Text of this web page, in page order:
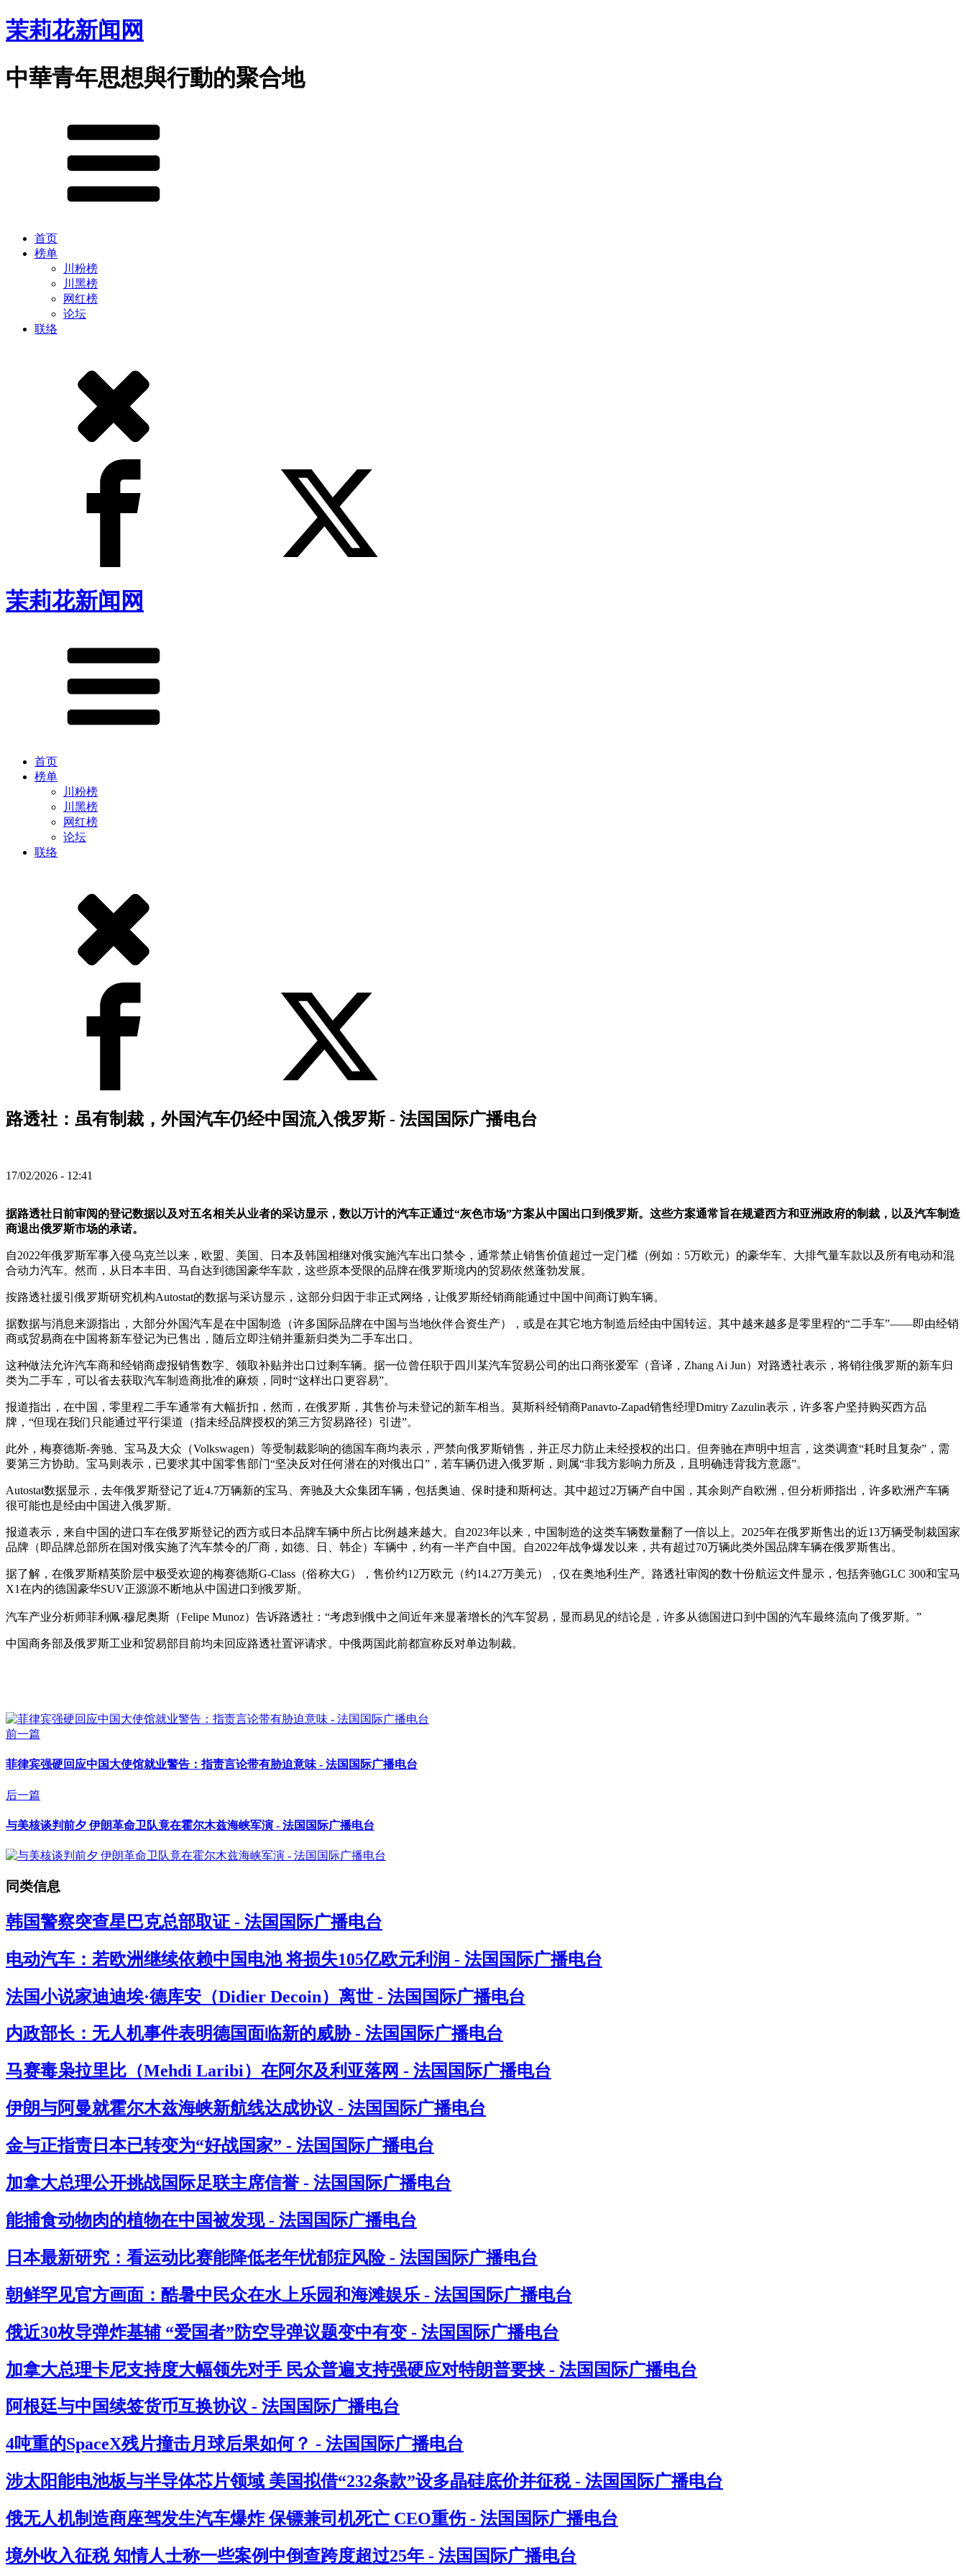
茉莉花新闻网
中華青年思想與行動的聚合地
首页
榜单
川粉榜
川黑榜
网红榜
论坛
联络
茉莉花新闻网
首页
榜单
川粉榜
川黑榜
网红榜
论坛
联络
路透社：虽有制裁，外国汽车仍经中国流入俄罗斯 - 法国国际广播电台
17/02/2026 - 12:41
据路透社日前审阅的登记数据以及对五名相关从业者的采访显示，数以万计的汽车正通过“灰色市场”方案从中国出口到俄罗斯。这些方案通常旨在规避西方和亚洲政府的制裁，以及汽车制造
商退出俄罗斯市场的承诺。
自2022年俄罗斯军事入侵乌克兰以来，欧盟、美国、日本及韩国相继对俄实施汽车出口禁令，通常禁止销售价值超过一定门槛（例如：5万欧元）的豪华车、大排气量车款以及所有电动和混
合动力汽车。然而，从日本丰田、马自达到德国豪华车款，这些原本受限的品牌在俄罗斯境内的贸易依然蓬勃发展。
按路透社援引俄罗斯研究机构Autostat的数据与采访显示，这部分归因于非正式网络，让俄罗斯经销商能通过中国中间商订购车辆。
据数据与消息来源指出，大部分外国汽车是在中国制造（许多国际品牌在中国与当地伙伴合资生产），或是在其它地方制造后经由中国转运。其中越来越多是零里程的“二手车”——即由经销
商或贸易商在中国将新车登记为已售出，随后立即注销并重新归类为二手车出口。
这种做法允许汽车商和经销商虚报销售数字、领取补贴并出口过剩车辆。据一位曾任职于四川某汽车贸易公司的出口商张爱军（音译，Zhang Ai Jun）对路透社表示，将销往俄罗斯的新车归
类为二手车，可以省去获取汽车制造商批准的麻烦，同时“这样出口更容易”。
报道指出，在中国，零里程二手车通常有大幅折扣，然而，在俄罗斯，其售价与未登记的新车相当。莫斯科经销商Panavto-Zapad销售经理Dmitry Zazulin表示，许多客户坚持购买西方品
牌，“但现在我们只能通过平行渠道（指未经品牌授权的第三方贸易路径）引进”。
此外，梅赛德斯-奔驰、宝马及大众（Volkswagen）等受制裁影响的德国车商均表示，严禁向俄罗斯销售，并正尽力防止未经授权的出口。但奔驰在声明中坦言，这类调查“耗时且复杂”，需
要第三方协助。宝马则表示，已要求其中国零售部门“坚决反对任何潜在的对俄出口”，若车辆仍进入俄罗斯，则属“非我方影响力所及，且明确违背我方意愿”。
Autostat数据显示，去年俄罗斯登记了近4.7万辆新的宝马、奔驰及大众集团车辆，包括奥迪、保时捷和斯柯达。其中超过2万辆产自中国，其余则产自欧洲，但分析师指出，许多欧洲产车辆
很可能也是经由中国进入俄罗斯。
报道表示，来自中国的进口车在俄罗斯登记的西方或日本品牌车辆中所占比例越来越大。自2023年以来，中国制造的这类车辆数量翻了一倍以上。2025年在俄罗斯售出的近13万辆受制裁国家
品牌（即品牌总部所在国对俄实施了汽车禁令的厂商，如德、日、韩企）车辆中，约有一半产自中国。自2022年战争爆发以来，共有超过70万辆此类外国品牌车辆在俄罗斯售出。
据了解，在俄罗斯精英阶层中极受欢迎的梅赛德斯G-Class（俗称大G），售价约12万欧元（约14.27万美元），仅在奥地利生产。路透社审阅的数十份航运文件显示，包括奔驰GLC 300和宝马
X1在内的德国豪华SUV正源源不断地从中国进口到俄罗斯。
汽车产业分析师菲利佩‧穆尼奥斯（Felipe Munoz）告诉路透社：“考虑到俄中之间近年来显著增长的汽车贸易，显而易见的结论是，许多从德国进口到中国的汽车最终流向了俄罗斯。”
中国商务部及俄罗斯工业和贸易部目前均未回应路透社置评请求。中俄两国此前都宣称反对单边制裁。
前一篇
菲律宾强硬回应中国大使馆就业警告：指责言论带有胁迫意味 - 法国国际广播电台
后一篇
与美核谈判前夕 伊朗革命卫队竟在霍尔木兹海峡军演 - 法国国际广播电台
同类信息
韩国警察突查星巴克总部取证 - 法国国际广播电台
电动汽车：若欧洲继续依赖中国电池 将损失105亿欧元利润 - 法国国际广播电台
法国小说家迪迪埃·德库安（Didier Decoin）离世 - 法国国际广播电台
内政部长：无人机事件表明德国面临新的威胁 - 法国国际广播电台
马赛毒枭拉里比（Mehdi Laribi）在阿尔及利亚落网 - 法国国际广播电台
伊朗与阿曼就霍尔木兹海峡新航线达成协议 - 法国国际广播电台
金与正指责日本已转变为“好战国家” - 法国国际广播电台
加拿大总理公开挑战国际足联主席信誉 - 法国国际广播电台
能捕食动物肉的植物在中国被发现 - 法国国际广播电台
日本最新研究：看运动比赛能降低老年忧郁症风险 - 法国国际广播电台
朝鲜罕见官方画面：酷暑中民众在水上乐园和海滩娱乐 - 法国国际广播电台
俄近30枚导弹炸基辅 “爱国者”防空导弹议题变中有变 - 法国国际广播电台
加拿大总理卡尼支持度大幅领先对手 民众普遍支持强硬应对特朗普要挟 - 法国国际广播电台
阿根廷与中国续签货币互换协议 - 法国国际广播电台
4吨重的SpaceX残片撞击月球后果如何？ - 法国国际广播电台
涉太阳能电池板与半导体芯片领域 美国拟借“232条款”设多晶硅底价并征税 - 法国国际广播电台
俄无人机制造商座驾发生汽车爆炸 保镖兼司机死亡 CEO重伤 - 法国国际广播电台
境外收入征税 知情人士称一些案例中倒查跨度超过25年 - 法国国际广播电台